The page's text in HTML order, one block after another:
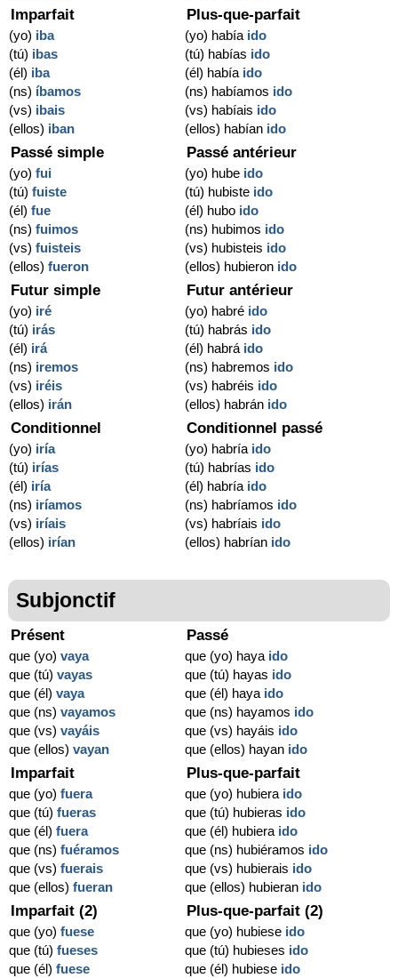
Imparfait
(yo) iba
(tú) ibas
(él) iba
(ns) íbamos
(vs) ibais
(ellos) iban
Plus-que-parfait
(yo) había ido
(tú) habías ido
(él) había ido
(ns) habíamos ido
(vs) habíais ido
(ellos) habían ido
Passé simple
(yo) fui
(tú) fuiste
(él) fue
(ns) fuimos
(vs) fuisteis
(ellos) fueron
Passé antérieur
(yo) hube ido
(tú) hubiste ido
(él) hubo ido
(ns) hubimos ido
(vs) hubisteis ido
(ellos) hubieron ido
Futur simple
(yo) iré
(tú) irás
(él) irá
(ns) iremos
(vs) iréis
(ellos) irán
Futur antérieur
(yo) habré ido
(tú) habrás ido
(él) habrá ido
(ns) habremos ido
(vs) habréis ido
(ellos) habrán ido
Conditionnel
(yo) iría
(tú) irías
(él) iría
(ns) iríamos
(vs) iríais
(ellos) irían
Conditionnel passé
(yo) habría ido
(tú) habrías ido
(él) habría ido
(ns) habríamos ido
(vs) habríais ido
(ellos) habrían ido
Subjonctif
Présent
que (yo) vaya
que (tú) vayas
que (él) vaya
que (ns) vayamos
que (vs) vayáis
que (ellos) vayan
Passé
que (yo) haya ido
que (tú) hayas ido
que (él) haya ido
que (ns) hayamos ido
que (vs) hayáis ido
que (ellos) hayan ido
Imparfait
que (yo) fuera
que (tú) fueras
que (él) fuera
que (ns) fuéramos
que (vs) fuerais
que (ellos) fueran
Plus-que-parfait
que (yo) hubiera ido
que (tú) hubieras ido
que (él) hubiera ido
que (ns) hubiéramos ido
que (vs) hubierais ido
que (ellos) hubieran ido
Imparfait (2)
que (yo) fuese
que (tú) fueses
que (él) fuese
Plus-que-parfait (2)
que (yo) hubiese ido
que (tú) hubieses ido
que (él) hubiese ido